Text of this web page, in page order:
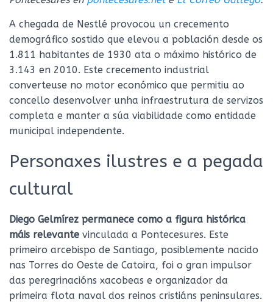
A chegada de Nestlé provocou un crecemento
demográfico sostido que elevou a población desde os
1.811 habitantes de 1930 ata o máximo histórico de
3.143 en 2010. Este crecemento industrial
converteuse no motor económico que permitiu ao
concello desenvolver unha infraestrutura de servizos
completa e manter a súa viabilidade como entidade
municipal independente.
Personaxes ilustres e a pegada
cultural
Diego Gelmírez permanece como a figura histórica
máis relevante vinculada a Pontecesures. Este
primeiro arcebispo de Santiago, posiblemente nacido
nas Torres do Oeste de Catoira, foi o gran impulsor
das peregrinacións xacobeas e organizador da
primeira flota naval dos reinos cristiáns peninsulares.